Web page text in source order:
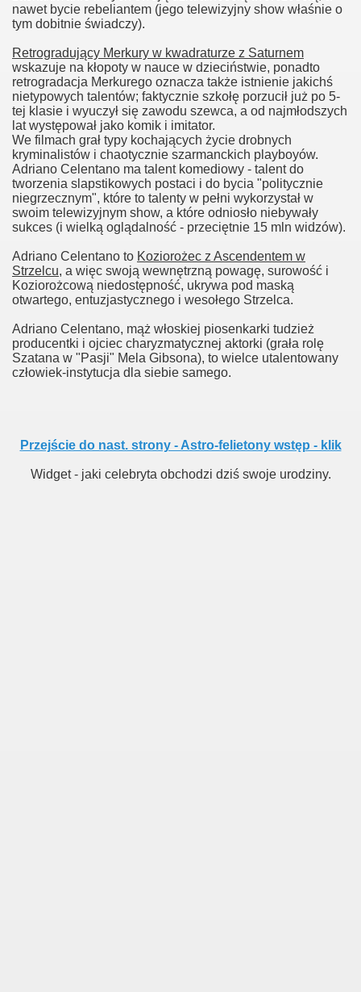
nawet bycie rebeliantem (jego telewizyjny show właśnie o
tym dobitnie świadczy).
Retrogradujący Merkury w kwadraturze z Saturnem
wskazuje na kłopoty w nauce w dzieciństwie, ponadto
retrogradacja Merkurego oznacza także istnienie jakichś
nietypowych talentów; faktycznie szkołę porzucił już po 5-
tej klasie i wyuczył się zawodu szewca, a od najmłodszych
lat występował jako komik i imitator.
We filmach grał typy kochających życie drobnych
kryminalistów i chaotycznie szarmanckich playboyów.
Adriano Celentano ma talent komediowy - talent do
tworzenia slapstikowych postaci i do bycia "politycznie
niegrzecznym", które to talenty w pełni wykorzystał w
swoim telewizyjnym show, a które odniosło niebywały
sukces (i wielką oglądalność - przeciętnie 15 mln widzów).
Adriano Celentano to Koziorożec z Ascendentem w
Strzelcu, a więc swoją wewnętrzną powagę, surowość i
Koziorożcową niedostępność, ukrywa pod maską
otwartego, entuzjastycznego i wesołego Strzelca.
Adriano Celentano, mąż włoskiej piosenkarki tudzież
producentki i ojciec charyzmatycznej aktorki (grała rolę
Szatana w "Pasji" Mela Gibsona), to wielce utalentowany
człowiek-instytucja dla siebie samego.
Przejście do nast. strony - Astro-felietony wstęp - klik
Widget - jaki celebryta obchodzi dziś swoje urodziny.